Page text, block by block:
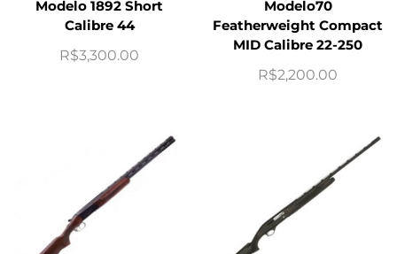
Modelo 1892 Short
Calibre 44
R$3,300.00
Modelo70
Featherweight Compact
MID Calibre 22-250
R$2,200.00